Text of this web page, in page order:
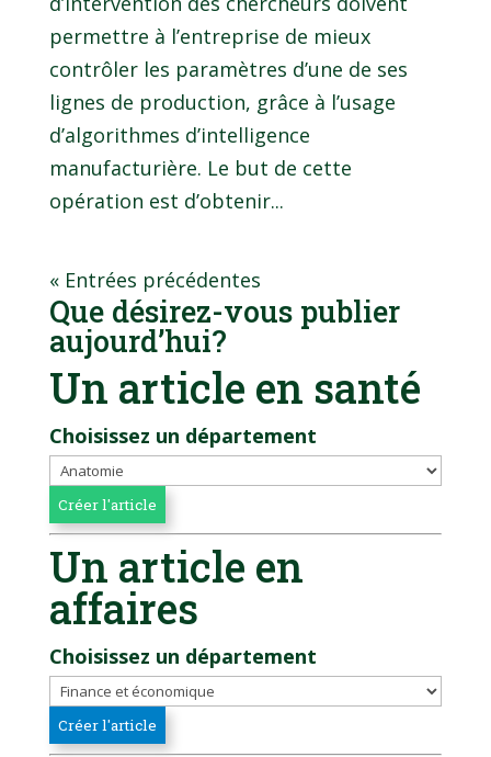
permettre à l’entreprise de mieux
contrôler les paramètres d’une de ses
lignes de production, grâce à l’usage
d’algorithmes d’intelligence
manufacturière. Le but de cette
opération est d’obtenir...
« Entrées précédentes
Que désirez-vous publier
aujourd’hui?
Un article en santé
Choisissez un département
Un article en
affaires
Choisissez un département